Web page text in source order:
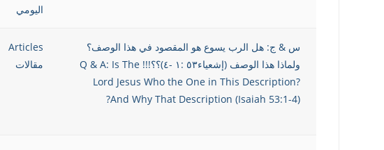
اليومي
س & ج: هل الرب يسوع هو المقصود في هذا الوصف؟
ولماذا هذا الوصف (إشعياء٥٣ :١ -٤)؟؟!!! Q & A: Is The
Lord Jesus Who the One in This Description?
And Why That Description (Isaiah 53:1-4)?
Articles
مقالات